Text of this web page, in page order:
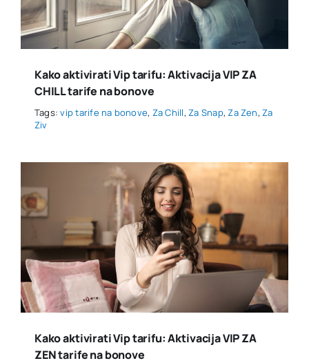
Kako aktivirati Vip tarifu: Aktivacija VIP ZA
CHILL tarife na bonove
Tags:vip tarife na bonove, Za Chill,Za Snap,Za Zen,Za
Ziv
Kako aktivirati Vip tarifu: Aktivacija VIP ZA
ZEN tarife na bonove